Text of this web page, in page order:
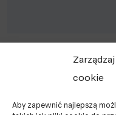
cookie
Aby zapewnić najlepszą